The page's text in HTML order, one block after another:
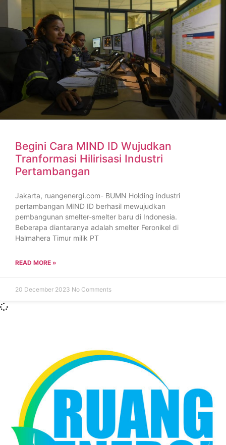
Begini Cara MIND ID Wujudkan
Tranformasi Hilirisasi Industri
Pertambangan
Jakarta, ruangenergi.com- BUMN Holding industri
pertambangan MIND ID berhasil mewujudkan
pembangunan smelter-smelter baru di Indonesia.
Beberapa diantaranya adalah smelter Feronikel di
Halmahera Timur milik PT
READ MORE »
20 December 2023 No Comments